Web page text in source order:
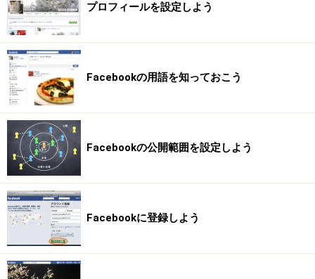
プロフィールを設定しよう
Facebookの用語を知っておこう
Facebookの公開範囲を設定しよう
Facebookに登録しよう